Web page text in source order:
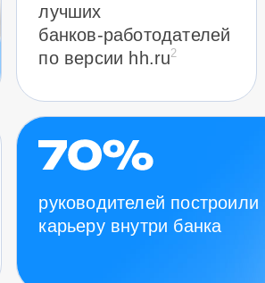
лучших
банков-работодателей
по версии hh.ru2
руководителей построили
карьеру внутри банка